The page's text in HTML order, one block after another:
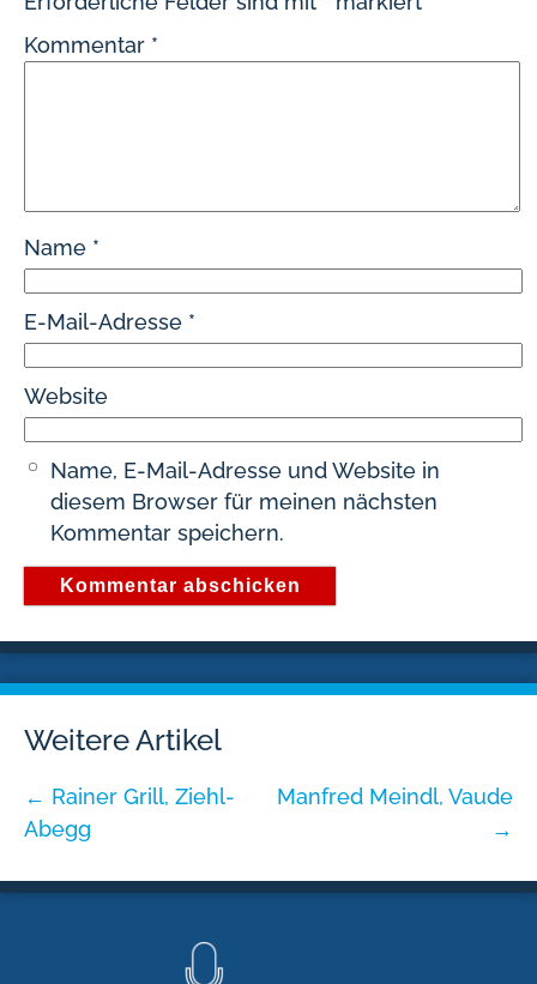
Kommentar *
Name *
E-Mail-Adresse *
Website
Name, E-Mail-Adresse und Website in
diesem Browser für meinen nächsten
Kommentar speichern.
Weitere Artikel
← Rainer Grill, Ziehl-
Abegg
Manfred Meindl, Vaude
→